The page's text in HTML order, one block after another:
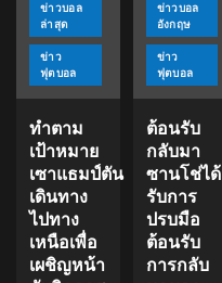
ข่าวบอล
ล่าสุด
ข่าว
ฟุตบอล
ทำตาม
เป้าหมาย
เซาแธมป์ตัน
เดินทาง
ไปทาง
เหนือเพื่อ
เผชิญหน้า
ข่าวบอล
อังกฤษ
ข่าว
ฟุตบอล
ต้อนรับ
กลับมา
ซานโช่ได้
รับการ
ปรบมือ
ต้อนรับ
การกลับ